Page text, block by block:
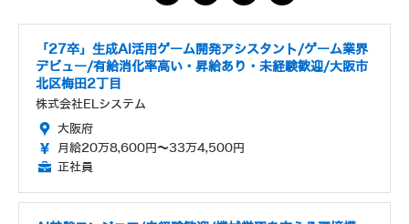
「27卒」生成AI活用ゲーム開発アシスタント/ゲーム業界
デビュー/有給消化率高い・昇給あり・未経験歓迎/大阪市
北区梅田2丁目
株式会社ELシステム
大阪府
月給20万8,600円～33万4,500円
正社員